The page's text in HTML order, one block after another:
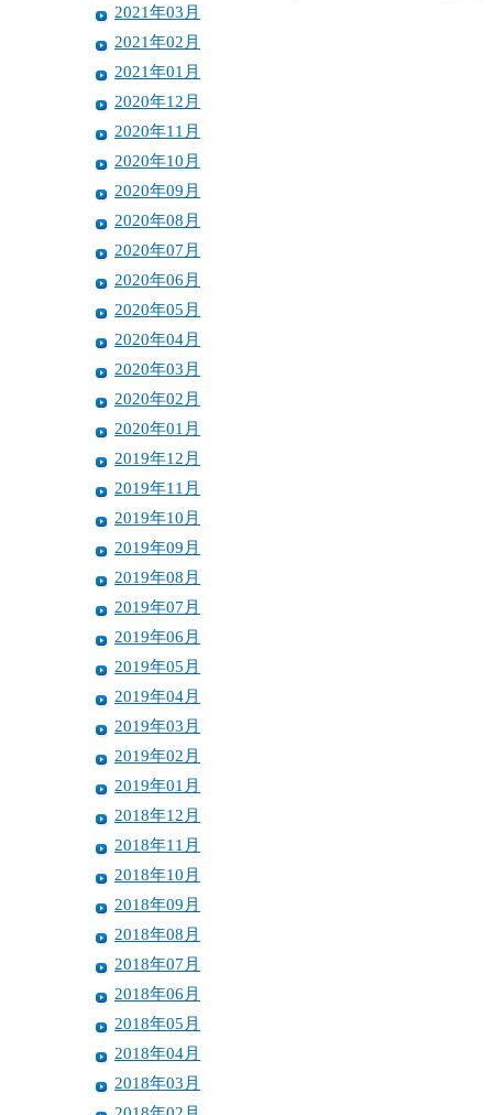
2021年03月
2021年02月
2021年01月
2020年12月
2020年11月
2020年10月
2020年09月
2020年08月
2020年07月
2020年06月
2020年05月
2020年04月
2020年03月
2020年02月
2020年01月
2019年12月
2019年11月
2019年10月
2019年09月
2019年08月
2019年07月
2019年06月
2019年05月
2019年04月
2019年03月
2019年02月
2019年01月
2018年12月
2018年11月
2018年10月
2018年09月
2018年08月
2018年07月
2018年06月
2018年05月
2018年04月
2018年03月